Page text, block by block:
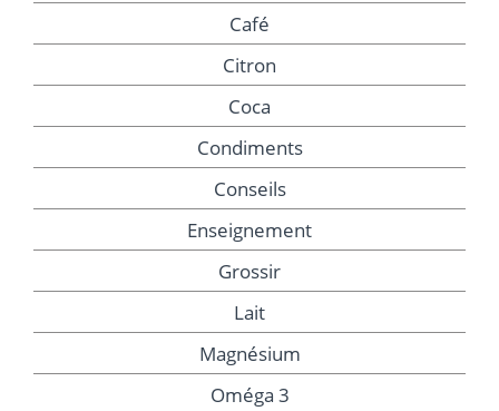
Café
Citron
Coca
Condiments
Conseils
Enseignement
Grossir
Lait
Magnésium
Oméga 3